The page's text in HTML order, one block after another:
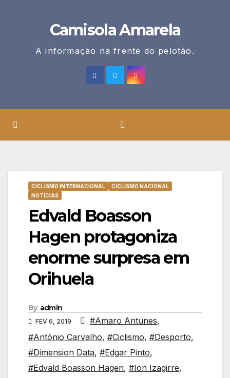
Camisola Amarela
A informação na frente do pelotão.
CICLISMO INTERNACIONAL
CICLISMO NACIONAL
NOTÍCIAS
Edvald Boasson
Hagen protagoniza
enorme surpresa em
Orihuela
By admin
FEV 6, 2019 #Amaro Antunes,
#António Carvalho, #Ciclismo, #Desporto,
#Dimension Data, #Edgar Pinto,
#Edvald Boasson Hagen, #Ion Izagirre,